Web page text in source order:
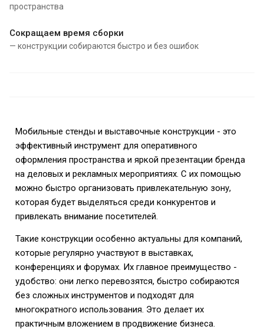
пространства
Сокращаем время сборки
— конструкции собираются быстро и без ошибок
Мобильные стенды и выставочные конструкции - это
эффективный инструмент для оперативного
оформления пространства и яркой презентации бренда
на деловых и рекламных мероприятиях. С их помощью
можно быстро организовать привлекательную зону,
которая будет выделяться среди конкурентов и
привлекать внимание посетителей.
Такие конструкции особенно актуальны для компаний,
которые регулярно участвуют в выставках,
конференциях и форумах. Их главное преимущество -
удобство: они легко перевозятся, быстро собираются
без сложных инструментов и подходят для
многократного использования. Это делает их
практичным вложением в продвижение бизнеса.